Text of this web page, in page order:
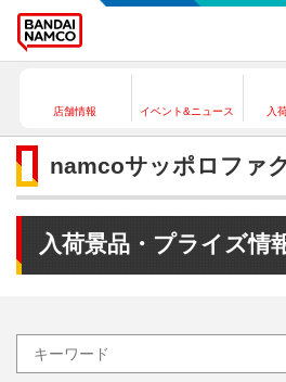
店舗情報 イベント&ニュース 入
namcoサッポロファ
入荷景品・プライズ情